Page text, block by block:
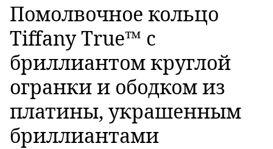
Помолвочное кольцо
Tiffany True™ с
бриллиантом круглой
огранки и ободком из
платины, украшенным
бриллиантами